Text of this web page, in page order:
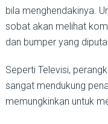
bila menghendakinya.
sobat akan melihat
dan bumper yang
Seperti Televisi,
sangat mendukung
memungkinkan untuk